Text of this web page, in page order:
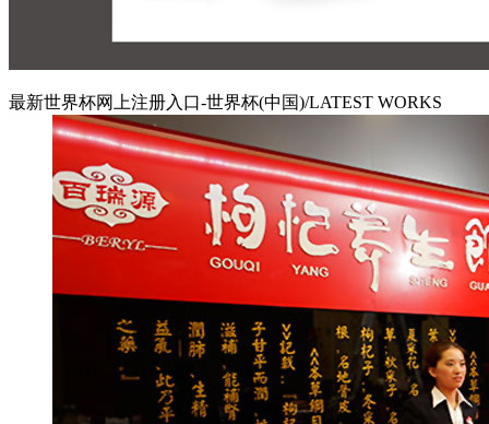
最新世界杯网上注册入口-世界杯(中国)/LATEST WORKS